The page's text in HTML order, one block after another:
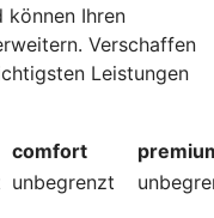
Ihren
Verschaffen
Leistungen
comfort
unbegrenzt